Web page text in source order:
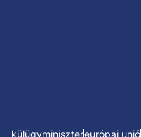
külügyminisztereurópai unió